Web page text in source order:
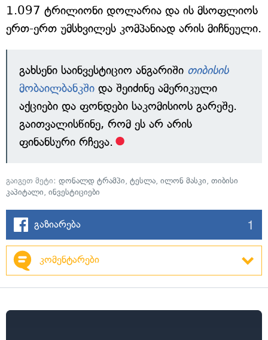
1.097 ტრილიონი დოლარია და ის მსოფლიოს
ერთ-ერთ უმსხვილეს კომპანიად არის მიჩნეული.
გახსენი საინვესტიციო ანგარიში თიბისის
მობაილბანკში და შეიძინე ამერიკული
აქციები და ფონდები საკომისიოს გარეშე.
გაითვალისწინე, რომ ეს არ არის
ფინანსური რჩევა.
გაიგეთ მეტი: დონალდ ტრამპი, ტესლა, ილონ მასკი, თიბისი
კაპიტალი, ინვესტიციები
გაზიარება 1
კომენტარები